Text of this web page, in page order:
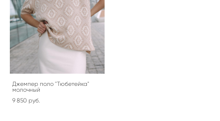
Джемпер поло "Тюбетейка"
молочный
9 850 pуб.